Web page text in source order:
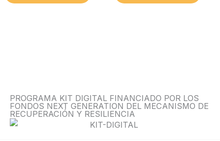
PROGRAMA KIT DIGITAL FINANCIADO POR LOS
FONDOS NEXT GENERATION DEL MECANISMO DE
RECUPERACIÓN Y RESILIENCIA